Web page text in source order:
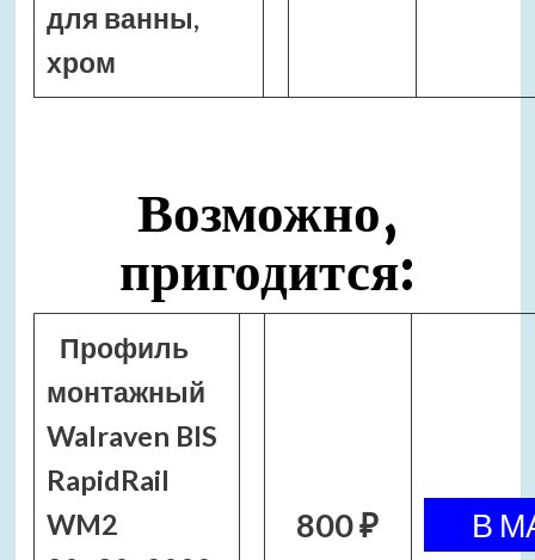
для ванны,
хром
Возможно,
пригодится:
Профиль
монтажный
Walraven BIS
RapidRail
WM2
800 ₽